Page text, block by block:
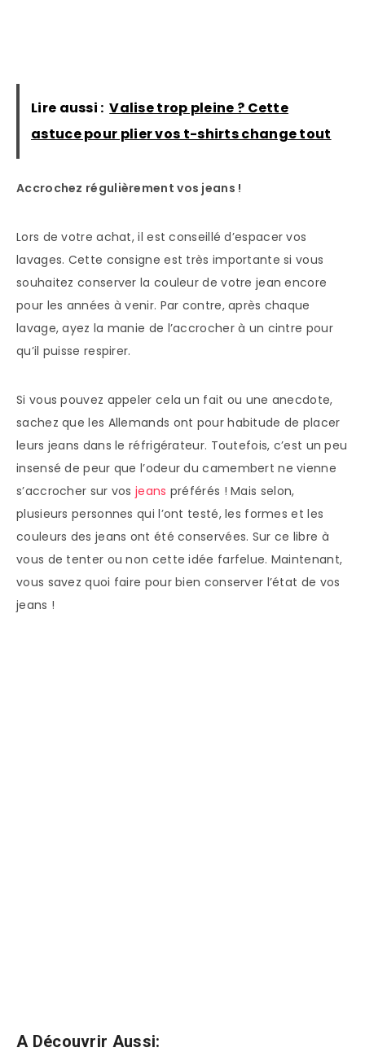
Lire aussi : Valise trop pleine ? Cette
astuce pour plier vos t-shirts change tout
Accrochez régulièrement vos jeans !
Lors de votre achat, il est conseillé d’espacer vos
lavages. Cette consigne est très importante si vous
souhaitez conserver la couleur de votre jean encore
pour les années à venir. Par contre, après chaque
lavage, ayez la manie de l’accrocher à un cintre pour
qu’il puisse respirer.
Si vous pouvez appeler cela un fait ou une anecdote,
sachez que les Allemands ont pour habitude de placer
leurs jeans dans le réfrigérateur. Toutefois, c’est un peu
insensé de peur que l’odeur du camembert ne vienne
s’accrocher sur vosjeans préférés ! Mais selon,
plusieurs personnes qui l’ont testé, les formes et les
couleurs des jeans ont été conservées. Sur ce libre à
vous de tenter ou non cette idée farfelue. Maintenant,
vous savez quoi faire pour bien conserver l’état de vos
jeans !
A Découvrir Aussi: